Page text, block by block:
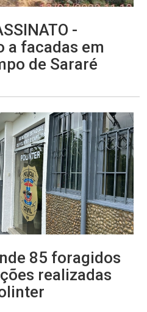
-
a facadas em
de Sararé
85 foragidos
realizadas